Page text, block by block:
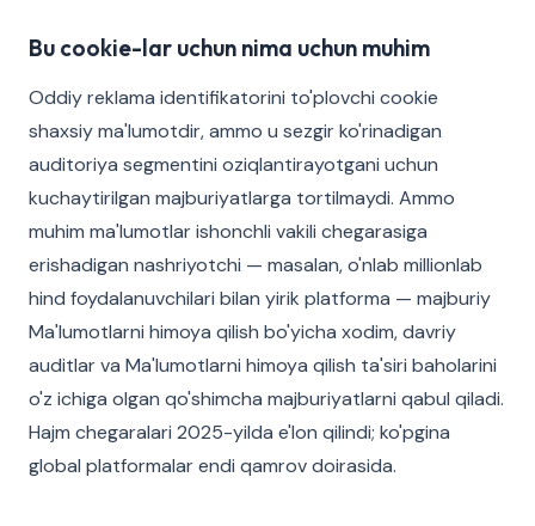
Bu cookie-lar uchun nima uchun muhim
Oddiy reklama identifikatorini to'plovchi cookie
shaxsiy ma'lumotdir, ammo u sezgir ko'rinadigan
auditoriya segmentini oziqlantirayotgani uchun
kuchaytirilgan majburiyatlarga tortilmaydi. Ammo
muhim ma'lumotlar ishonchli vakili chegarasiga
erishadigan nashriyotchi — masalan, o'nlab millionlab
hind foydalanuvchilari bilan yirik platforma — majburiy
Ma'lumotlarni himoya qilish bo'yicha xodim, davriy
auditlar va Ma'lumotlarni himoya qilish ta'siri baholarini
o'z ichiga olgan qo'shimcha majburiyatlarni qabul qiladi.
Hajm chegaralari 2025-yilda e'lon qilindi; ko'pgina
global platformalar endi qamrov doirasida.